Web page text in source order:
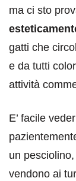
ma ci sto
gatti che
e da tutti
attività
E’ facile
un
vendono ai